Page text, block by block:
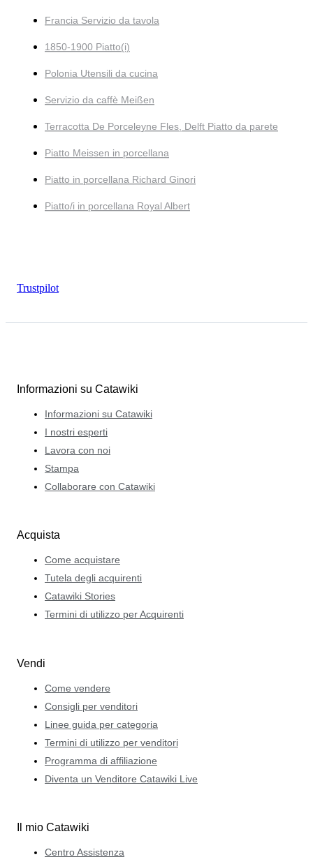
Francia Servizio da tavola
1850-1900 Piatto(i)
Polonia Utensili da cucina
Servizio da caffè Meißen
Terracotta De Porceleyne Fles, Delft Piatto da parete
Piatto Meissen in porcellana
Piatto in porcellana Richard Ginori
Piatto/i in porcellana Royal Albert
Trustpilot
Informazioni su Catawiki
Informazioni su Catawiki
I nostri esperti
Lavora con noi
Stampa
Collaborare con Catawiki
Acquista
Come acquistare
Tutela degli acquirenti
Catawiki Stories
Termini di utilizzo per Acquirenti
Vendi
Come vendere
Consigli per venditori
Linee guida per categoria
Termini di utilizzo per venditori
Programma di affiliazione
Diventa un Venditore Catawiki Live
Il mio Catawiki
Centro Assistenza